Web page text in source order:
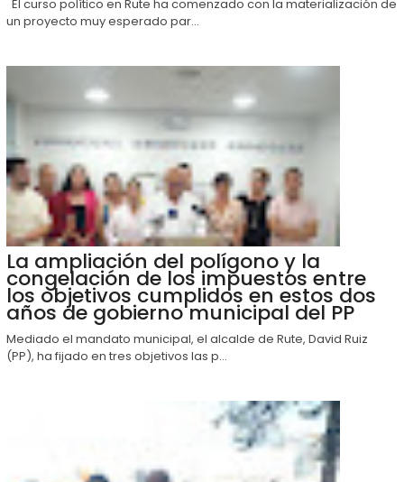
El curso político en Rute ha comenzado con la materialización de
un proyecto muy esperado par...
La ampliación del polígono y la
congelación de los impuestos entre
los objetivos cumplidos en estos dos
años de gobierno municipal del PP
Mediado el mandato municipal, el alcalde de Rute, David Ruiz
(PP), ha fijado en tres objetivos las p...